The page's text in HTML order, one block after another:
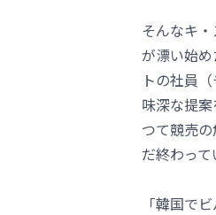
そんなキ
が漂い始
トの社員
味深な提
つて競売
だ終わっ
「韓国で